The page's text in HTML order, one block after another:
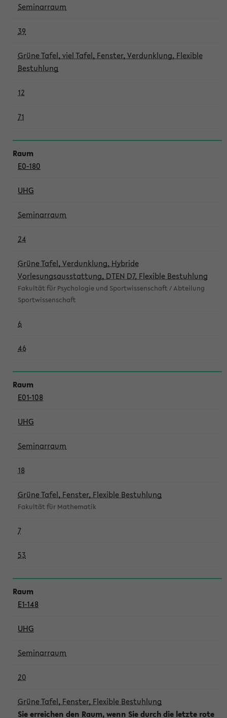
Seminarraum
39
Grüne Tafel, viel Tafel, Fenster, Verdunklung, Flexible
Bestuhlung
12
71
E0-180
UHG
Seminarraum
24
Grüne Tafel, Verdunklung, Hybride
Vorlesungsausstattung, DTEN D7, Flexible Bestuhlung
Fakultät für Psychologie und Sportwissenschaft / Abteilung
Sportwissenschaft
6
46
E01-108
UHG
Seminarraum
18
Grüne Tafel, Fenster, Flexible Bestuhlung
Fakultät für Mathematik
7
53
E1-148
UHG
Seminarraum
20
Grüne Tafel, Fenster, Flexible Bestuhlung
Sie erreichen den Raum, wenn Sie durch die letzte rote